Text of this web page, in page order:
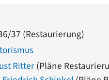
37 (Restaurierung)
Ritter(Pläne